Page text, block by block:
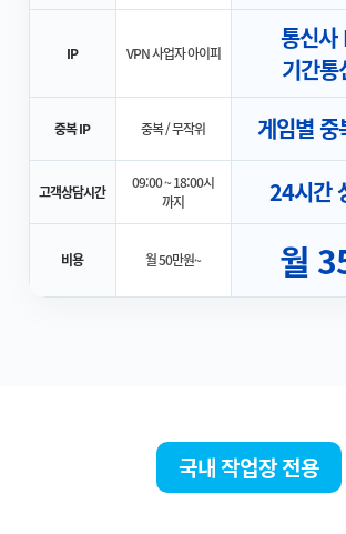
IP VPN 사업자 아이피
통신
기간통
중복 IP 중복 / 무작위 게임별 중
고객상담시간
09:00 ~ 18:00시
까지
24시간
비용 월 50만원~ 월
국내 작업장 전용